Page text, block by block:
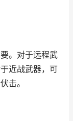
。对于远程武
近战武器，可
击。